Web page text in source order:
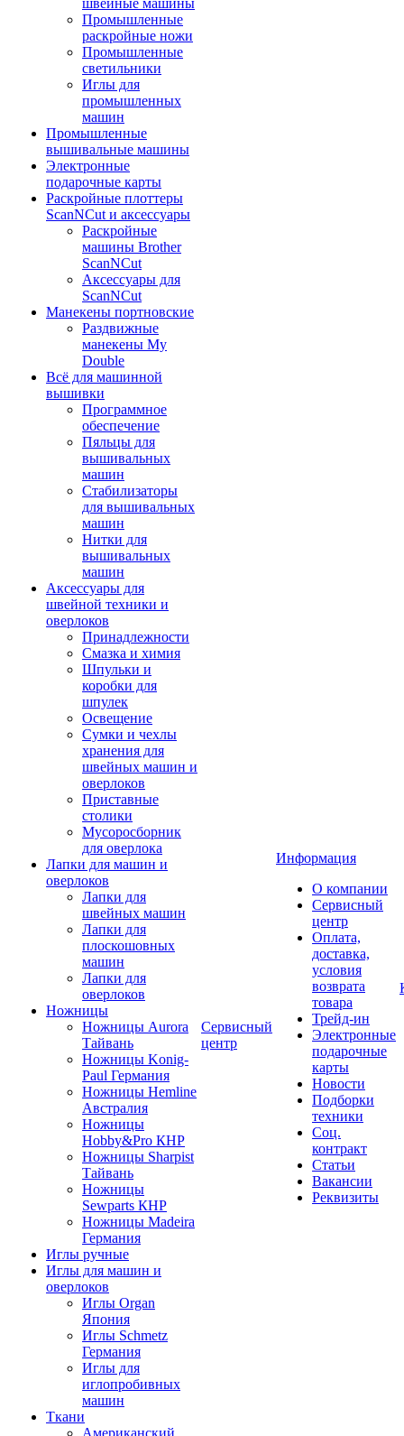
швейные машины
Промышленные
раскройные ножи
Промышленные
светильники
Иглы для
промышленных
машин
Промышленные
вышивальные машины
Электронные
подарочные карты
Раскройные плоттеры
ScanNCut и аксессуары
Раскройные
машины Brother
ScanNCut
Аксессуары для
ScanNCut
Манекены портновские
Раздвижные
манекены My
Double
Всё для машинной
вышивки
Программное
обеспечение
Пяльцы для
вышивальных
машин
Стабилизаторы
для вышивальных
машин
Нитки для
вышивальных
машин
Аксессуары для
швейной техники и
оверлоков
Принадлежности
Смазка и химия
Шпульки и
коробки для
шпулек
Освещение
Сумки и чехлы
хранения для
швейных машин и
оверлоков
Приставные
столики
Мусоросборник
для оверлока
Лапки для машин и
оверлоков
Лапки для
швейных машин
Лапки для
плоскошовных
машин
Лапки для
оверлоков
Ножницы
Ножницы Aurora
Тайвань
Ножницы Konig-
Paul Германия
Ножницы Hemline
Австралия
Ножницы
Hobby&Pro КНР
Ножницы Sharpist
Тайвань
Ножницы
Sewparts КНР
Ножницы Madeira
Германия
Иглы ручные
Иглы для машин и
оверлоков
Иглы Organ
Япония
Иглы Schmetz
Германия
Иглы для
иглопробивных
машин
Ткани
Американский
Сервисный
центр
Информация
О компании
Сервисный
центр
Оплата,
доставка,
условия
возврата
товара
Трейд-ин
Электронные
подарочные
карты
Новости
Подборки
техники
Соц.
контракт
Статьи
Вакансии
Реквизиты